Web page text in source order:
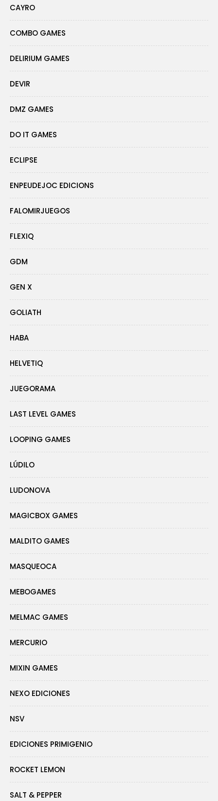
CAYRO
COMBO GAMES
DELIRIUM GAMES
DEVIR
DMZ GAMES
DO IT GAMES
ECLIPSE
ENPEUDEJOC EDICIONS
FALOMIRJUEGOS
FLEXIQ
GDM
GEN X
GOLIATH
HABA
HELVETIQ
JUEGORAMA
LAST LEVEL GAMES
LOOPING GAMES
LÚDILO
LUDONOVA
MAGICBOX GAMES
MALDITO GAMES
MASQUEOCA
MEBOGAMES
MELMAC GAMES
MERCURIO
MIXIN GAMES
NEXO EDICIONES
NSV
EDICIONES PRIMIGENIO
ROCKET LEMON
SALT & PEPPER